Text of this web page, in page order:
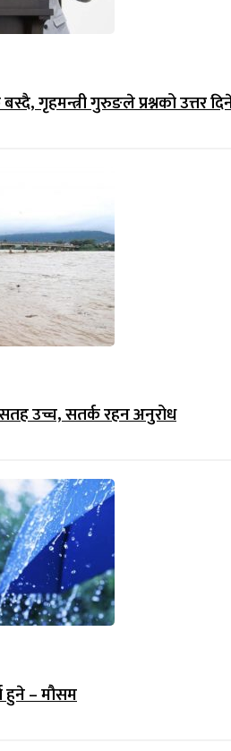
गृहमन्त्री गुरुङले प्रश्नको उत्तर
सतह उच्च, सतर्क रहन अनुरोध
हुने – मौसम